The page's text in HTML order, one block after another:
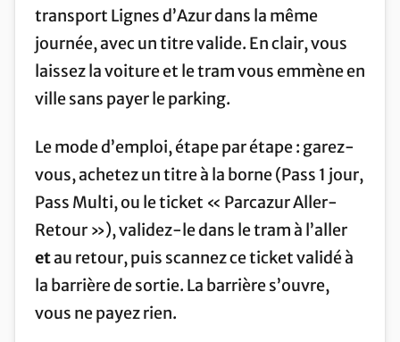
transport Lignes d’Azur dans la même
journée, avec un titre valide. En clair, vous
laissez la voiture et le tram vous emmène en
ville sans payer le parking.
Le mode d’emploi, étape par étape : garez-
vous, achetez un titre à la borne (Pass 1 jour,
Pass Multi, ou le ticket « Parcazur Aller-
Retour »), validez-le dans le tram à l’aller
etau retour, puis scannez ce ticket validé à
la barrière de sortie. La barrière s’ouvre,
vous ne payez rien.